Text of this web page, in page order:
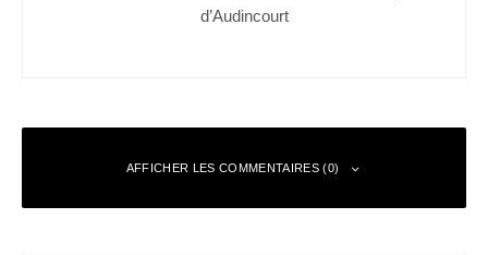
d’Audincourt
AFFICHER LES COMMENTAIRES (0)